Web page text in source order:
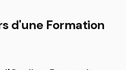
d'une Formation